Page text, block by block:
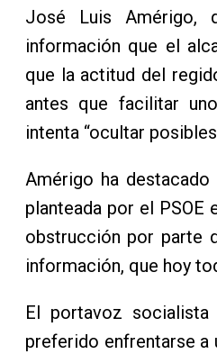
José Luis Amérigo,
información que el
que la actitud del
antes que facilitar
intenta “ocultar
Amérigo ha
planteada por el PSOE
obstrucción por parte
información, que hoy
El portavoz socialista
preferido enfrentarse a